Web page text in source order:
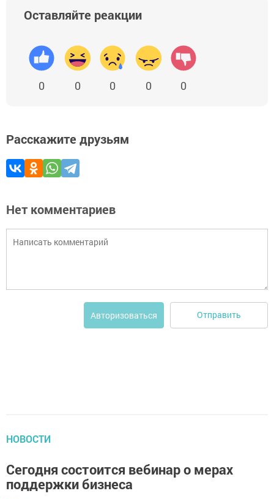
Оставляйте реакции
0 0 0 0 0
Расскажите друзьям
Нет комментариев
Авторизоваться Отправить
НОВОСТИ
Сегодня состоится вебинар о мерах
поддержки бизнеса